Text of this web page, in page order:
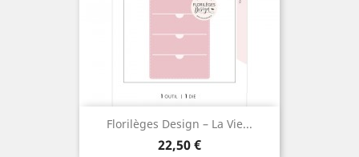
Florilèges Design – La Vie...
Prix
22,50 €